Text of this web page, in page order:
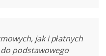
jak i płatnych
podstawowego